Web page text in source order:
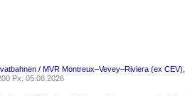
/ MVR Montreux–Vevey–Riviera (ex CEV)
Px, 05.08.2026